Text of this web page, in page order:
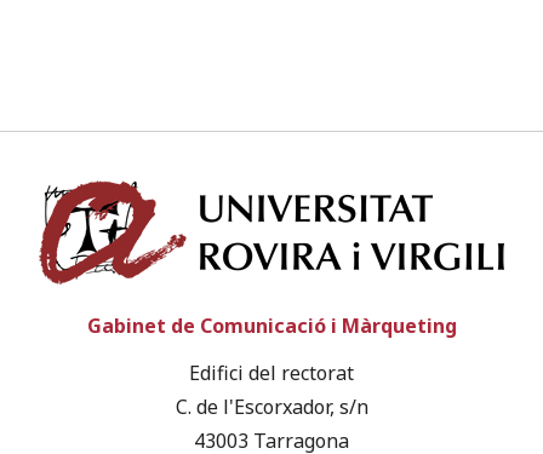
Gabinet de Comunicació i Màrqueting
Edifici del rectorat
C. de l'Escorxador, s/n
43003 Tarragona